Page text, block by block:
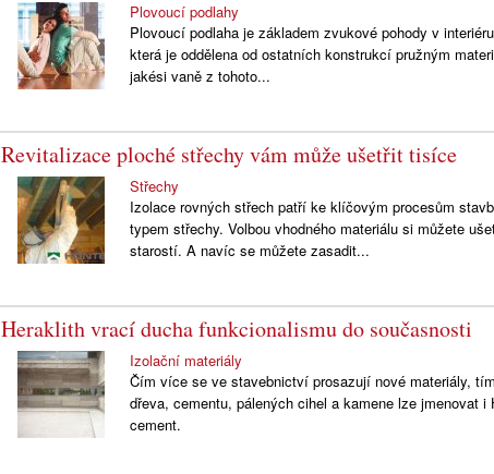
Plovoucí podlahy
Plovoucí podlaha je základem zvukové pohody v
která je oddělena od ostatních konstrukcí pružným
jakési vaně z tohoto...
Revitalizace ploché střechy vám může ušetřit tisíce
Střechy
Izolace rovných střech patří ke klíčovým procesům
typem střechy. Volbou vhodného materiálu si můžete
starostí. A navíc se můžete zasadit...
Heraklith vrací ducha funkcionalismu do současnosti
Izolační materiály
Čím více se ve stavebnictví prosazují nové materiály,
dřeva, cementu, pálených cihel a kamene lze jmenovat
cement.